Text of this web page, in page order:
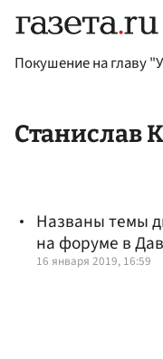
Покушение на главу
Станислав
Названы темы
на форуме в
16 января 2019, 16:59